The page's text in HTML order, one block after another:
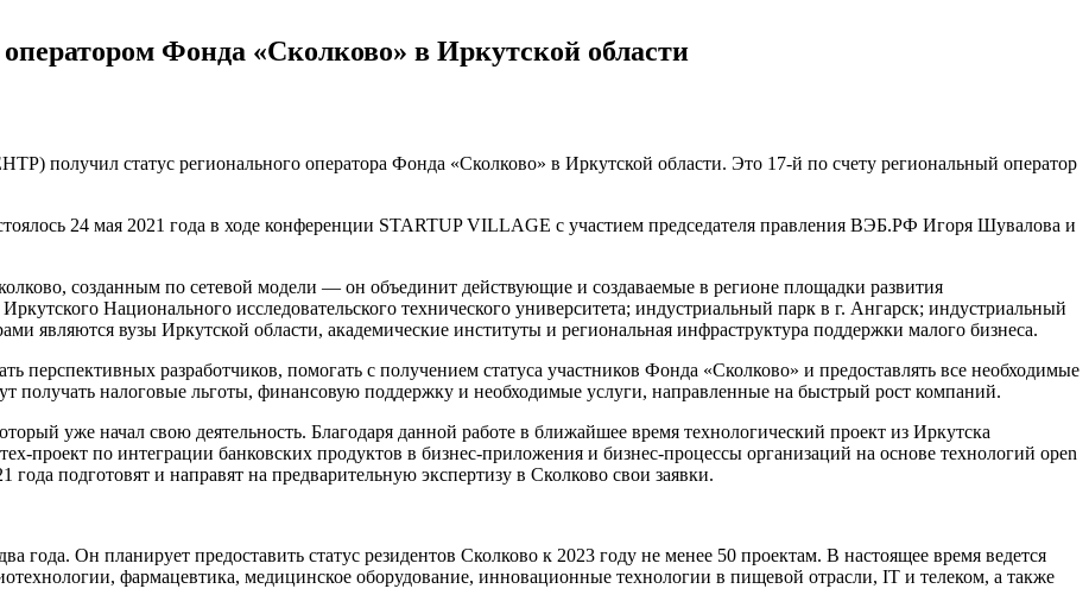
Фонда «Сколково» в Иркутской области
получил статус регионального оператора Фонда «Сколково» в Иркутской области. Это 17-й по счету региональный оператор
24 мая 2021 года в ходе конференции STARTUP VILLAGE с участием председателя правления ВЭБ.РФ Игоря Шувалова и
созданным по сетевой модели — он объединит действующие и создаваемые в регионе площадки развития
Национального исследовательского технического университета; индустриальный парк в г. Ангарск; индустриальный
являются вузы Иркутской области, академические институты и региональная инфраструктура поддержки малого бизнеса.
перспективных разработчиков, помогать с получением статуса участников Фонда «Сколково» и предоставлять все необходимые
получать налоговые льготы, финансовую поддержку и необходимые услуги, направленные на быстрый рост компаний.
уже начал свою деятельность. Благодаря данной работе в ближайшее время технологический проект из Иркутска
проект по интеграции банковских продуктов в бизнес-приложения и бизнес-процессы организаций на основе технологий open
года подготовят и направят на предварительную экспертизу в Сколково свои заявки.
Он планирует предоставить статус резидентов Сколково к 2023 году не менее 50 проектам. В настоящее время ведется
фармацевтика, медицинское оборудование, инновационные технологии в пищевой отрасли, IT и телеком, а также